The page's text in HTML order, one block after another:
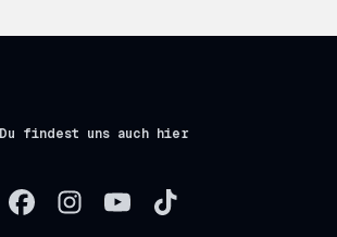
Du findest uns auch hier